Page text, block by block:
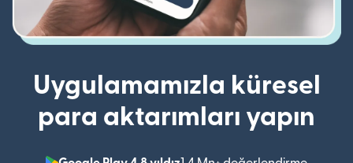
Uygulamamızla küresel
para aktarımları yapın